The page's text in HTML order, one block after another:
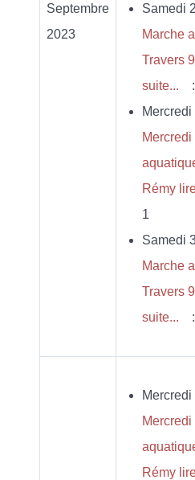
Septembre
2023
Samedi
Marche
Travers
suite...
Rémy
1
Samedi
Marche
Travers
suite...
Rémy